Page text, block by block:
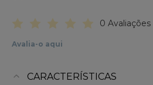
0 Avaliações
Avalia-o aqui
CARACTERÍSTICAS